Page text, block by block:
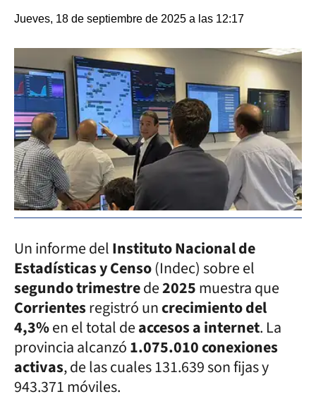
Jueves, 18 de septiembre de 2025 a las 12:17
Un informe delInstituto Nacional de
Estadísticas y Censo(Indec) sobre el
segundo trimestrede2025muestra que
Corrientesregistró uncrecimiento del
4,3%en el total deaccesos a internet. La
provincia alcanzó1.075.010 conexiones
activas, de las cuales 131.639 son fijas y
943.371 móviles.